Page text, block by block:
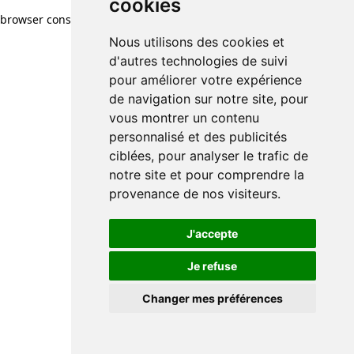
cookies
Nous utilisons des cookies et
d'autres technologies de suivi
pour améliorer votre expérience
de navigation sur notre site, pour
vous montrer un contenu
personnalisé et des publicités
ciblées, pour analyser le trafic de
notre site et pour comprendre la
provenance de nos visiteurs.
J'accepte
Je refuse
Changer mes préférences
cookies
Nous utilisons des cookies et
d'autres technologies de suivi
pour améliorer votre expérience
de navigation sur notre site, pour
vous montrer un contenu
personnalisé et des publicités
ciblées, pour analyser le trafic de
notre site et pour comprendre la
provenance de nos visiteurs.
J'accepte
Je refuse
Changer mes préférences
browser console for more information)